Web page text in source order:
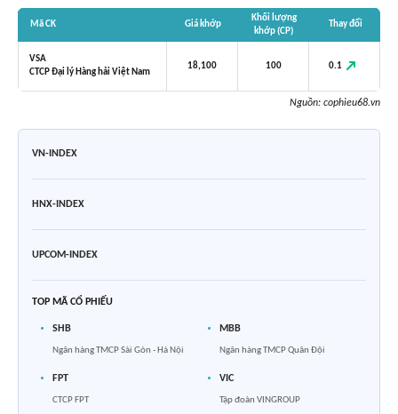
Mã CK Giá khớp
Khối lượng
khớp (CP)
Thay đổi
VSA
CTCP Đại lý Hàng hải Việt Nam
18,100 100 0.1
Nguồn: cophieu68.vn
VN-INDEX
HNX-INDEX
UPCOM-INDEX
TOP MÃ CỔ PHIẾU
SHB
Ngân hàng TMCP Sài Gòn - Hà Nội
MBB
Ngân hàng TMCP Quân Đội
FPT
CTCP FPT
VIC
Tập đoàn VINGROUP